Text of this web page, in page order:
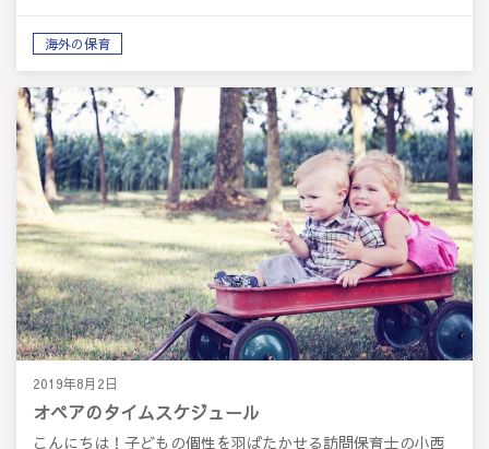
海外の保育
2019年8月2日
オペアのタイムスケジュール
こんにちは！子どもの個性を羽ばたかせる訪問保育士の小西